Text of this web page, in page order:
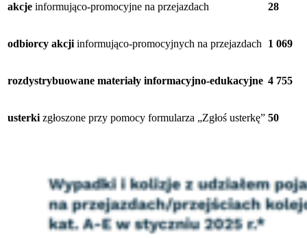
akcje informująco-promocyjne na przejazdach 28
odbiorcy akcji informująco-promocyjnych na przejazdach 1 069
rozdystrybuowane materiały informacyjno-edukacyjne 4 755
usterki zgłoszone przy pomocy formularza „Zgłoś usterkę” 50